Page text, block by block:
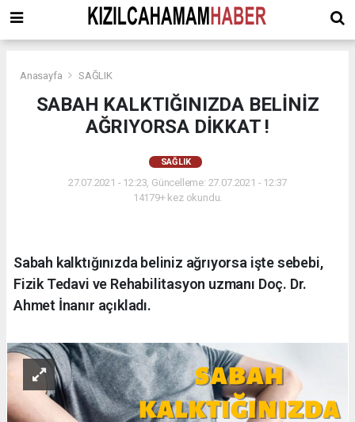
Anasayfa SAĞLIK
SABAH KALKTIĞINIZDA BELİNİZ
AĞRIYORSA DİKKAT !
SAĞLIK
27.07.2021 - 12:23, Güncelleme: 27.07.2021 - 12:37
14179+ kez okundu.
Sabah kalktığınızda beliniz ağrıyorsa işte sebebi,
Fizik Tedavi ve Rehabilitasyon uzmanı Doç. Dr.
Ahmet İnanır açıkladı.